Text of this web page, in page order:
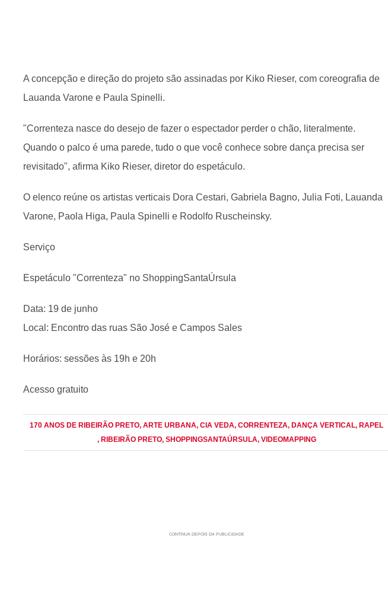
A concepção e direção do projeto são assinadas por Kiko Rieser, com coreografia de
Lauanda Varone e Paula Spinelli.
"Correnteza nasce do desejo de fazer o espectador perder o chão, literalmente.
Quando o palco é uma parede, tudo o que você conhece sobre dança precisa ser
revisitado", afirma Kiko Rieser, diretor do espetáculo.
O elenco reúne os artistas verticais Dora Cestari, Gabriela Bagno, Julia Foti, Lauanda
Varone, Paola Higa, Paula Spinelli e Rodolfo Ruscheinsky.
Serviço
Espetáculo "Correnteza" no ShoppingSantaÚrsula
Data: 19 de junho
Local: Encontro das ruas São José e Campos Sales
Horários: sessões às 19h e 20h
Acesso gratuito
170 ANOS DE RIBEIRÃO PRETO, ARTE URBANA, CIA VEDA, CORRENTEZA, DANÇA VERTICAL, RAPEL
, RIBEIRÃO PRETO, SHOPPINGSANTAÚRSULA, VIDEOMAPPING